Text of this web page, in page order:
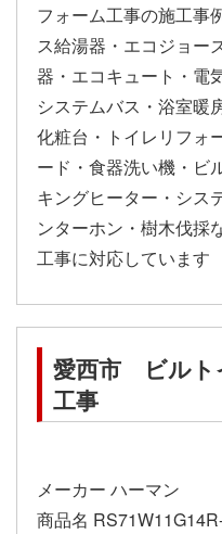
フォーム工事の施工事
ス給湯器・エコジョー
器・エコキュート・電
システムバス・浴室暖
化粧台・トイレリフォ
ード・食器洗い機・ビ
キングヒーター・シス
ンターホン・樹木伐採
工事に対応しています
愛西市 ビルト
工事
メーカー ハーマン
商品名